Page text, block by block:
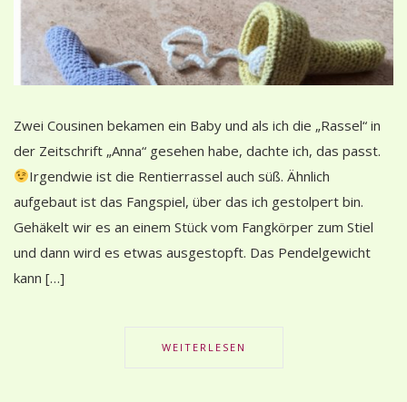
Zwei Cousinen bekamen ein Baby und als ich die „Rassel“ in
der Zeitschrift „Anna“ gesehen habe, dachte ich, das passt.
Irgendwie ist die Rentierrassel auch süß. Ähnlich
aufgebaut ist das Fangspiel, über das ich gestolpert bin.
Gehäkelt wir es an einem Stück vom Fangkörper zum Stiel
und dann wird es etwas ausgestopft. Das Pendelgewicht
kann […]
WEITERLESEN